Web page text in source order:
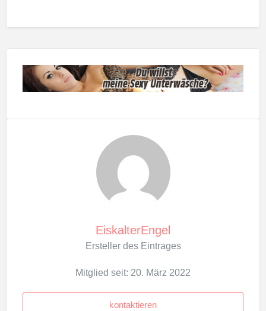
EiskalterEngel
Ersteller des Eintrages
Mitglied seit: 20. März 2022
kontaktieren